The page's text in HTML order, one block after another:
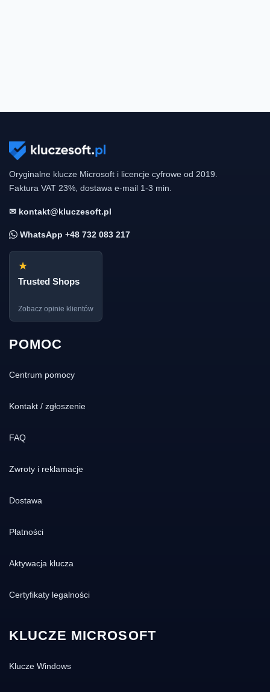
Oryginalne klucze Microsoft i licencje cyfrowe od 2019.
Faktura VAT 23%, dostawa e-mail 1-3 min.
✉ kontakt@kluczesoft.pl
WhatsApp +48 732 083 217
★
Trusted Shops
Zobacz opinie klientów
POMOC
Centrum pomocy
Kontakt / zgłoszenie
FAQ
Zwroty i reklamacje
Dostawa
Płatności
Aktywacja klucza
Certyfikaty legalności
KLUCZE MICROSOFT
Klucze Windows